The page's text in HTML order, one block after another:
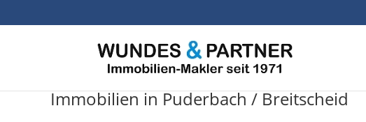
Immobilien in Puderbach / Breitscheid